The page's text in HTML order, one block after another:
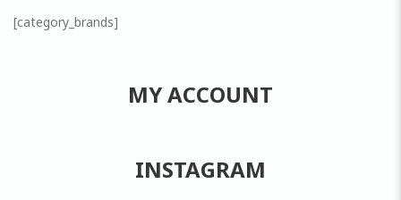
[category_brands]
MY ACCOUNT
INSTAGRAM